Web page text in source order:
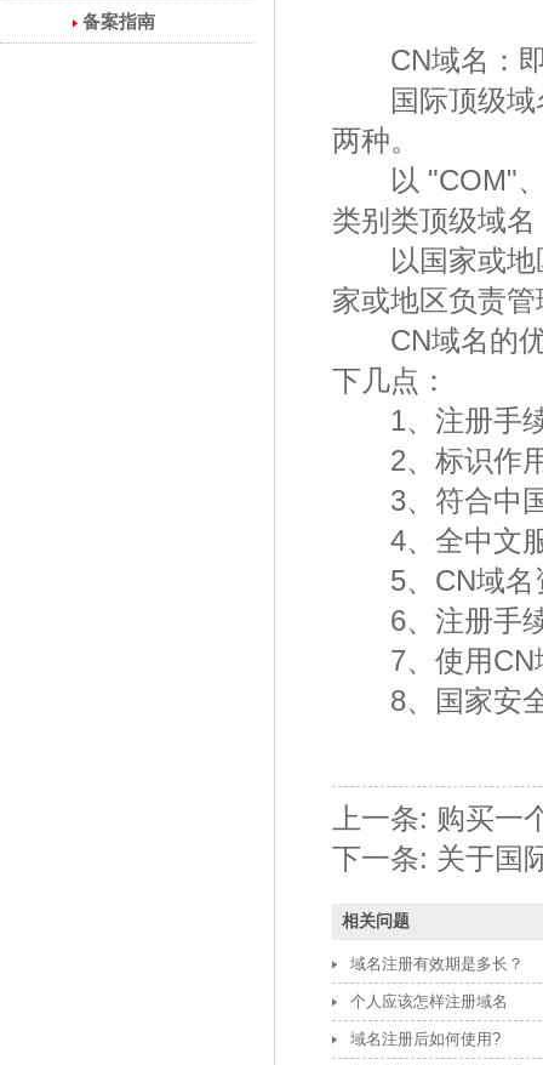
备案指南
CN域名：即
国际顶级域名
两种。
以 "COM"、
类别类顶级域
以国家或地区
家或地区负责
CN域名的优
下几点：
1、注册手续
2、标识作用
3、符合中国
4、全中文服
5、CN域名
6、注册手续
7、使用CN
8、国家安全
上一条: 购买一
下一条: 关于国
相关问题
域名注册有效期是多长？
个人应该怎样注册域名
域名注册后如何使用?